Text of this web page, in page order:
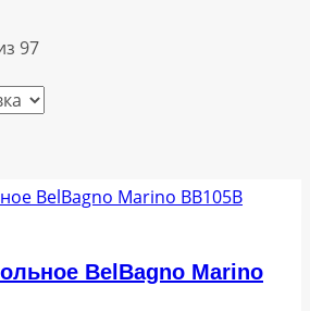
97
BelBagno Marino